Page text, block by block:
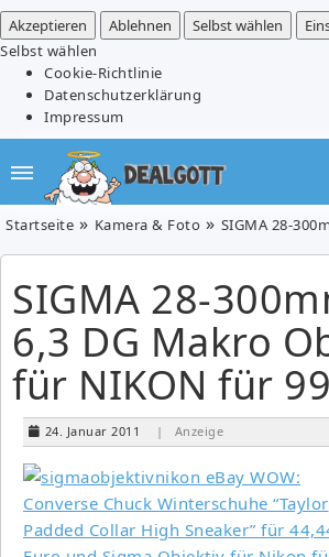
Akzeptieren
Ablehnen Selbst wählen
Selbst wählen
Cookie-Richtlinie
Datenschutzerklärung
Impressum
Startseite Kamera & Foto SIGMA 28-300mm F3,5-6,3 DG Makro
SIGMA 28-
6,3 DG Makro
für NIKON für
24. Januar 2011 | Anzeige